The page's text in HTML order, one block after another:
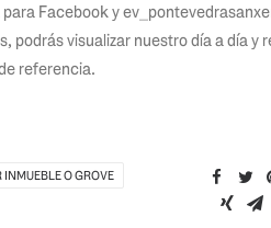
Facebook y
podrás visualizar nuestro día a día y
referencia.
INMUEBLE O GROVE